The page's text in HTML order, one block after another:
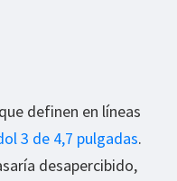
definen en líneas
3 de 4,7 pulgadas.
desapercibido,